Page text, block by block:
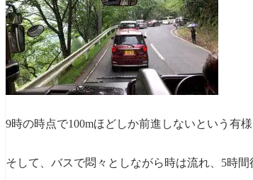
9時の時点で100mほどしか前進しないという有様
そして、バスで悶々としながら時は流れ、5時